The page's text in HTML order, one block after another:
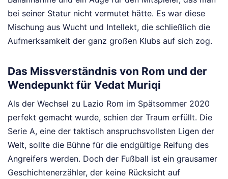
bei seiner Statur nicht vermutet hätte. Es war diese
Mischung aus Wucht und Intellekt, die schließlich die
Aufmerksamkeit der ganz großen Klubs auf sich zog.
Das Missverständnis von Rom und der
Wendepunkt für Vedat Muriqi
Als der Wechsel zu Lazio Rom im Spätsommer 2020
perfekt gemacht wurde, schien der Traum erfüllt. Die
Serie A, eine der taktisch anspruchsvollsten Ligen der
Welt, sollte die Bühne für die endgültige Reifung des
Angreifers werden. Doch der Fußball ist ein grausamer
Geschichtenerzähler, der keine Rücksicht auf